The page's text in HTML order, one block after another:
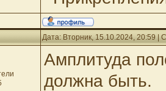
Дата: Вторник, 15.10.2024, 20:59 |
Амплитуда
должна быть.